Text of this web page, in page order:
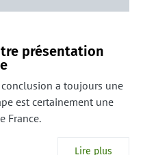
présentation
conclusion a toujours une
est certainement une
France.
Lire plus